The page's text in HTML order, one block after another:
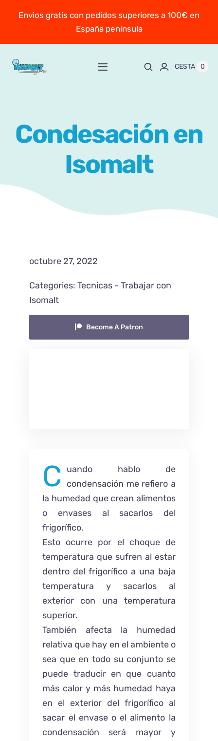
Envios gratis con pedidos superiores a 100€ en
España peninsula
Toggle
Sobre Mayte
TIENDA
Escuela online
CESTA 0
Condesación en
Isomalt
octubre 27, 2022
Categories: Tecnicas- Trabajar con
Isomalt
Become A Patron
C
uando hablo de
condensación me refiero a
la humedad que crean alimentos
o envases al sacarlos del
frigorífico.
Esto ocurre por el choque de
temperatura que sufren al estar
dentro del frigorífico a una baja
temperatura y sacarlos al
exterior con una temperatura
superior.
También afecta la humedad
relativa que hay en el ambiente o
sea que en todo su conjunto se
puede traducir en que cuanto
más calor y más humedad haya
en el exterior del frigorífico al
sacar el envase o el alimento la
condensación será mayor y